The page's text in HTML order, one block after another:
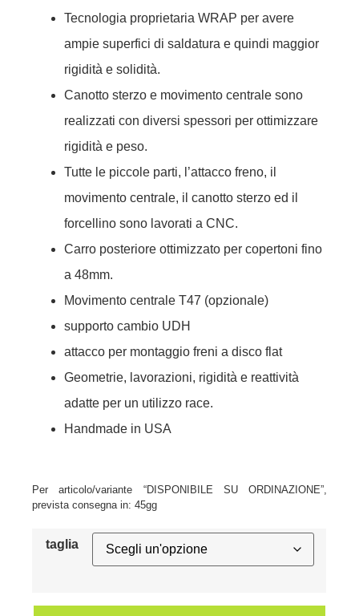
Tecnologia proprietaria WRAP per avere
ampie superfici di saldatura e quindi maggior
rigidità e solidità.
Canotto sterzo e movimento centrale sono
realizzati con diversi spessori per ottimizzare
rigidità e peso.
Tutte le piccole parti, l’attacco freno, il
movimento centrale, il canotto sterzo ed il
forcellino sono lavorati a CNC.
Carro posteriore ottimizzato per copertoni fino
a 48mm.
Movimento centrale T47 (opzionale)
supporto cambio UDH
attacco per montaggio freni a disco flat
Geometrie, lavorazioni, rigidità e reattività
adatte per un utilizzo race.
Handmade in USA
Per articolo/variante “DISPONIBILE SU ORDINAZIONE”,
prevista consegna in: 45gg
taglia